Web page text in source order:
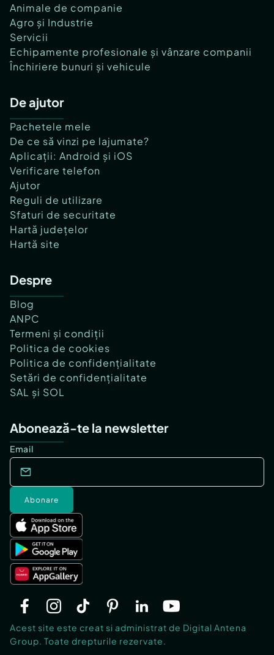
Animale de companie
Agro și Industrie
Servicii
Echipamente profesionale și vânzare companii
Închiriere bunuri și vehicule
De ajutor
Pachetele mele
De ce să vinzi pe lajumate?
Aplicații: Android și iOS
Verificare telefon
Ajutor
Reguli de utilizare
Sfaturi de securitate
Hartă județelor
Hartă site
Despre
Blog
ANPC
Termeni și condiții
Politica de cookies
Politica de confidențialitate
Setări de confidențialitate
SAL și SOL
Abonează-te la newsletter
Email
Abonare
Acest site este creat si administrat de Digital Antena
Group. Toate drepturile rezervate.